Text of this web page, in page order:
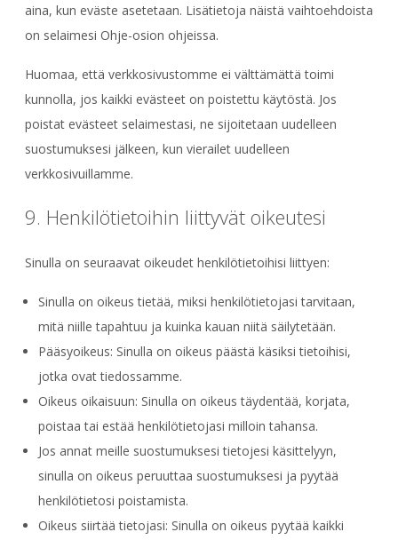
aina, kun eväste asetetaan. Lisätietoja näistä vaihtoehdoista
on selaimesi Ohje-osion ohjeissa.
Huomaa, että verkkosivustomme ei välttämättä toimi
kunnolla, jos kaikki evästeet on poistettu käytöstä. Jos
poistat evästeet selaimestasi, ne sijoitetaan uudelleen
suostumuksesi jälkeen, kun vierailet uudelleen
verkkosivuillamme.
9. Henkilötietoihin liittyvät oikeutesi
Sinulla on seuraavat oikeudet henkilötietoihisi liittyen:
Sinulla on oikeus tietää, miksi henkilötietojasi tarvitaan,
mitä niille tapahtuu ja kuinka kauan niitä säilytetään.
Pääsyoikeus: Sinulla on oikeus päästä käsiksi tietoihisi,
jotka ovat tiedossamme.
Oikeus oikaisuun: Sinulla on oikeus täydentää, korjata,
poistaa tai estää henkilötietojasi milloin tahansa.
Jos annat meille suostumuksesi tietojesi käsittelyyn,
sinulla on oikeus peruuttaa suostumuksesi ja pyytää
henkilötietosi poistamista.
Oikeus siirtää tietojasi: Sinulla on oikeus pyytää kaikki